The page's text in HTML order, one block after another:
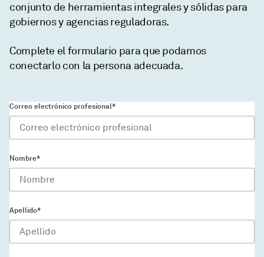
conjunto de herramientas integrales y sólidas para
gobiernos y agencias reguladoras.
Complete el formulario para que podamos
conectarlo con la persona adecuada.
Correo electrónico profesional*
Nombre*
Apellido*